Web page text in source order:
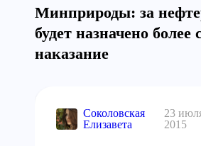
Минприроды: за
будет назначено более
наказание
Соколовская
Елизавета
23
2015